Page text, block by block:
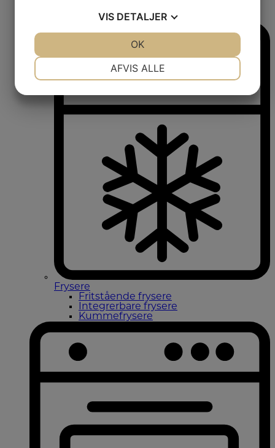
Vinkøleskabe
Frysere
Fritstående frysere
Integrerbare frysere
Kummefrysere
VIS DETALJER
MARKETING STATISTIK
AFVIS ALLE
OK